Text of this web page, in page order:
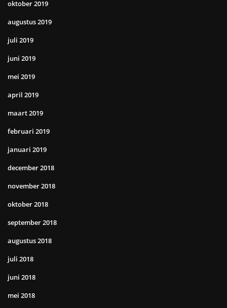
oktober 2019
augustus 2019
juli 2019
juni 2019
mei 2019
april 2019
maart 2019
februari 2019
januari 2019
december 2018
november 2018
oktober 2018
september 2018
augustus 2018
juli 2018
juni 2018
mei 2018